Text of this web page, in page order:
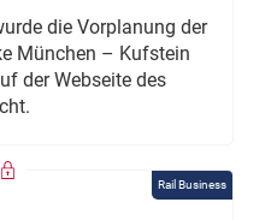
die Vorplanung der
München – Kufstein
der Webseite des
Rail Business